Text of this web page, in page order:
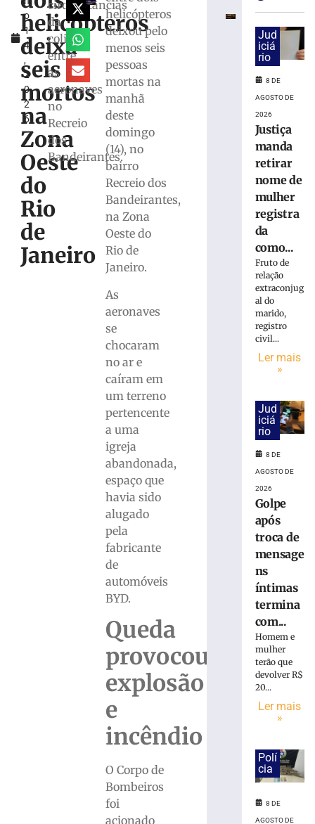
o
1
4
,
2
0
2
6
helicópteros
deixa
seis
mortos
na
Zona
Oeste
do
Rio
de
Janeiro
circunstâncias
da
colisão
entre
as
aeronaves
no
Recreio
dos
Bandeirantes.
helicópteros
deixou pelo
menos seis
pessoas
mortas na
manhã
deste
domingo
(14), no
bairro
Recreio dos
Bandeirantes,
na Zona
Oeste do
Rio de
Janeiro.
As
aeronaves
se
chocaram
no ar e
caíram em
um terreno
pertencente
a uma
igreja
abandonada,
espaço que
havia sido
alugado
pela
fabricante
de
automóveis
BYD.
Queda
provocou
explosão
e
incêndio
O Corpo de
Bombeiros
foi
acionado
exige
transferências
bancárias
carro
apresentar
problemas
Homem
tropeça
calçada,
Bento
Homem
preso
quase
maconha
Blumenau
Jud
iciá
rio
8 DE
AGOSTO DE
2026
Justiça
manda
retirar
nome de
mulher
registra
da
como...
Fruto de
relação
extraconjug
al do
marido,
registro
civil...
Ler mais
»
Jud
iciá
rio
8 DE
AGOSTO DE
2026
Golpe
após
troca de
mensage
ns
íntimas
termina
com...
Homem e
mulher
terão que
devolver R$
20...
Ler mais
»
Polí
cia
8 DE
AGOSTO DE